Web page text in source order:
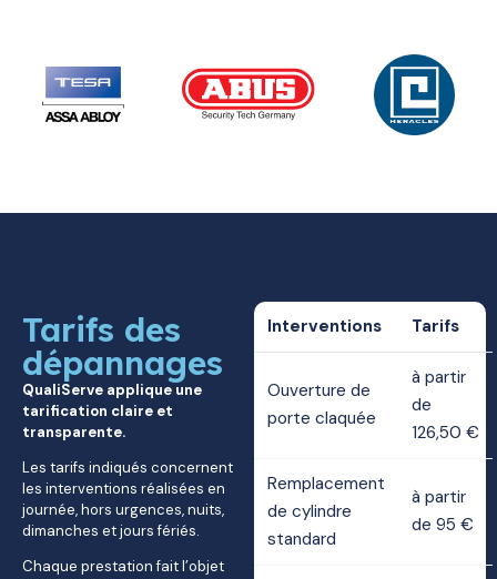
Tarifs des
dépannages
QualiServe applique une
tarification claire et
transparente.
Les tarifs indiqués concernent
les interventions réalisées en
journée, hors urgences, nuits,
dimanches et jours fériés.
Chaque prestation fait l’objet
Interventions Tarifs
Ouverture de
porte claquée
à partir
de
126,50 €
Remplacement
de cylindre
standard
à partir
de 95 €